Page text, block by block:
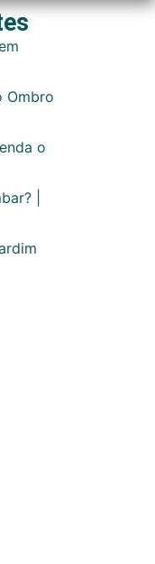
Ombro
o
|